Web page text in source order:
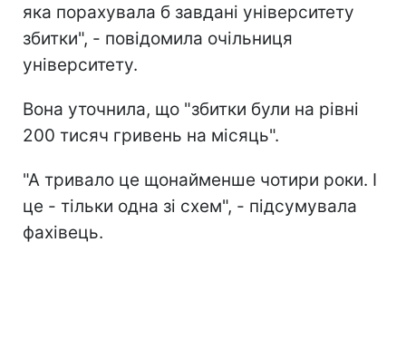
яка порахувала б завдані університету
збитки", - повідомила очільниця
університету.
Вона уточнила, що "збитки були на рівні
200 тисяч гривень на місяць".
"А тривало це щонайменше чотири роки. І
це - тільки одна зі схем", - підсумувала
фахівець.